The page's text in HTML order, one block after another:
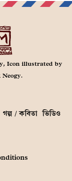
Icon illustrated by
গল্প / কবিতা ভিডিও